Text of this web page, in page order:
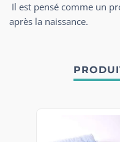
Il est pensé comme un
après la naissance.